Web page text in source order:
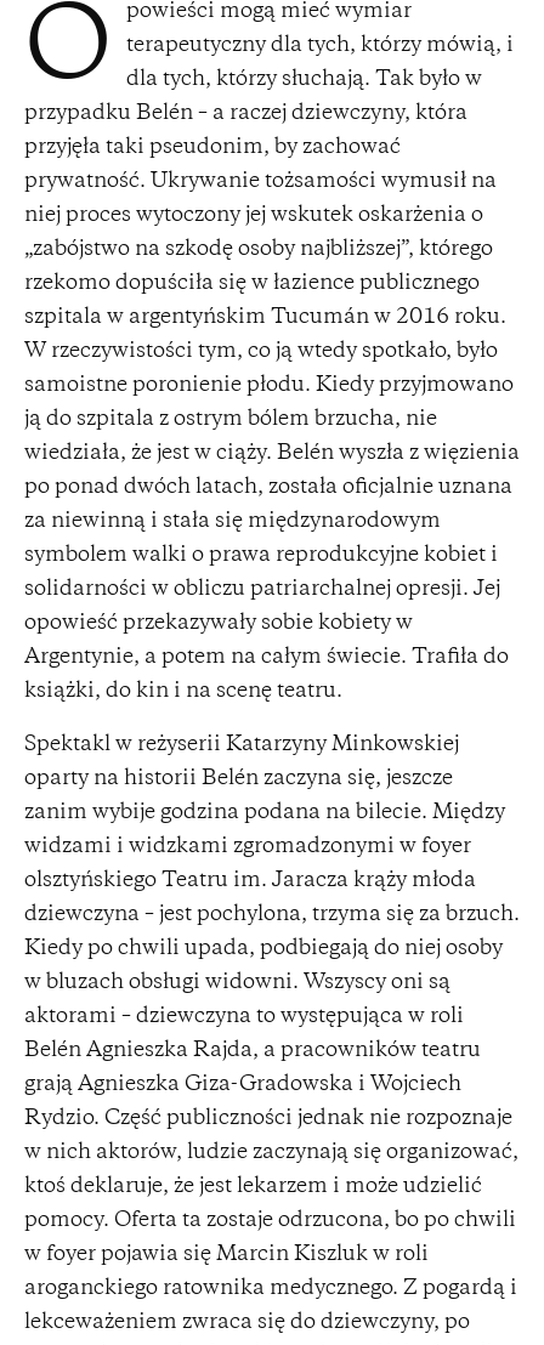
O
powieści mogą mieć wymiar
terapeutyczny dla tych, którzy mówią, i
dla tych, którzy słuchają. Tak było w
przypadku Belén – a raczej dziewczyny, która
przyjęła taki pseudonim, by zachować
prywatność. Ukrywanie tożsamości wymusił na
niej proces wytoczony jej wskutek oskarżenia o
„zabójstwo na szkodę osoby najbliższej”, którego
rzekomo dopuściła się w łazience publicznego
szpitala w argentyńskim Tucumán w 2016 roku.
W rzeczywistości tym, co ją wtedy spotkało, było
samoistne poronienie płodu. Kiedy przyjmowano
ją do szpitala z ostrym bólem brzucha, nie
wiedziała, że jest w ciąży. Belén wyszła z więzienia
po ponad dwóch latach, została oficjalnie uznana
za niewinną i stała się międzynarodowym
symbolem walki o prawa reprodukcyjne kobiet i
solidarności w obliczu patriarchalnej opresji. Jej
opowieść przekazywały sobie kobiety w
Argentynie, a potem na całym świecie. Trafiła do
książki, do kin i na scenę teatru.
Spektakl w reżyserii Katarzyny Minkowskiej
oparty na historii Belén zaczyna się, jeszcze
zanim wybije godzina podana na bilecie. Między
widzami i widzkami zgromadzonymi w foyer
olsztyńskiego Teatru im. Jaracza krąży młoda
dziewczyna – jest pochylona, trzyma się za brzuch.
Kiedy po chwili upada, podbiegają do niej osoby
w bluzach obsługi widowni. Wszyscy oni są
aktorami – dziewczyna to występująca w roli
Belén Agnieszka Rajda, a pracowników teatru
grają Agnieszka Giza-Gradowska i Wojciech
Rydzio. Część publiczności jednak nie rozpoznaje
w nich aktorów, ludzie zaczynają się organizować,
ktoś deklaruje, że jest lekarzem i może udzielić
pomocy. Oferta ta zostaje odrzucona, bo po chwili
w foyer pojawia się Marcin Kiszluk w roli
aroganckiego ratownika medycznego. Z pogardą i
lekceważeniem zwraca się do dziewczyny, po